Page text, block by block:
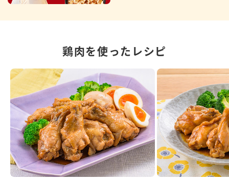
鶏肉を使ったレシピ